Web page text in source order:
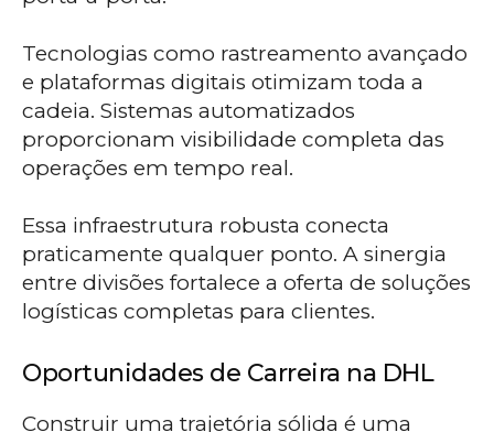
Tecnologias como rastreamento avançado
e plataformas digitais otimizam toda a
cadeia. Sistemas automatizados
proporcionam visibilidade completa das
operações em tempo real.
Essa infraestrutura robusta conecta
praticamente qualquer ponto. A sinergia
entre divisões fortalece a oferta de soluções
logísticas completas para clientes.
Oportunidades de Carreira na DHL
Construir uma trajetória sólida é uma